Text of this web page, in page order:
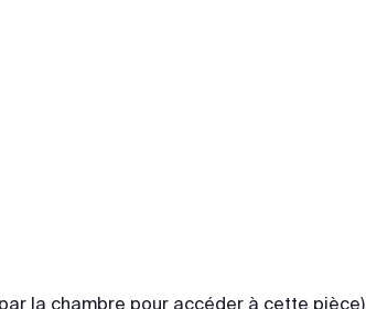
la chambre pour accéder à cette pièce)